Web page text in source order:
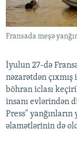
Fransada meşə
İyulun 27-də
nəzarətdən çıxmış
böhran iclası
insanı evlərindən
Press"
əlamətlərinin də